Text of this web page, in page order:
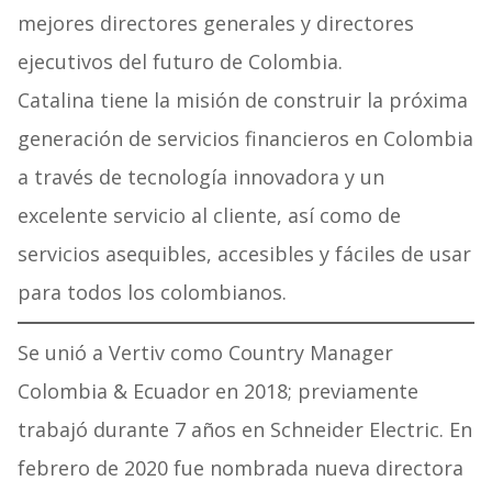
mejores directores generales y directores
ejecutivos del futuro de Colombia.
Catalina tiene la misión de construir la próxima
generación de servicios financieros en Colombia
a través de tecnología innovadora y un
excelente servicio al cliente, así como de
servicios asequibles, accesibles y fáciles de usar
para todos los colombianos.
Se unió a Vertiv como Country Manager
Colombia & Ecuador en 2018; previamente
trabajó durante 7 años en Schneider Electric. En
febrero de 2020 fue nombrada nueva directora